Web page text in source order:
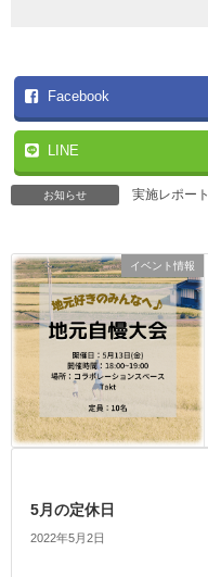
Facebook
LINE
お知らせ 実施レポート
イベント情報
5月の定休日
2022年5月2日